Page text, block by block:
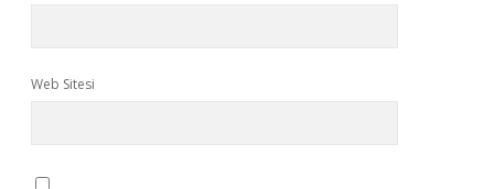
Web Sitesi